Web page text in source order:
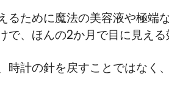
るために魔法の美容液や極端
で、ほんの2か月で目に見える
時計の針を戻すことではなく